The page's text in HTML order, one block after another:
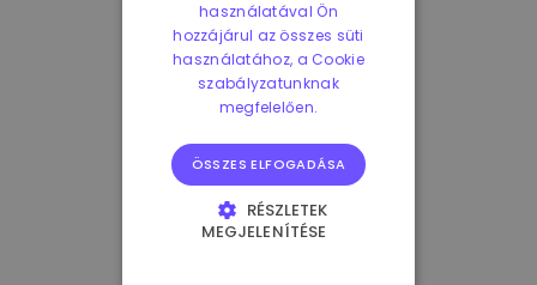
használatával Ön
hozzájárul az összes süti
használatához, a Cookie
szabályzatunknak
megfelelően.
ÖSSZES ELFOGADÁSA
RÉSZLETEK
MEGJELENÍTÉSE